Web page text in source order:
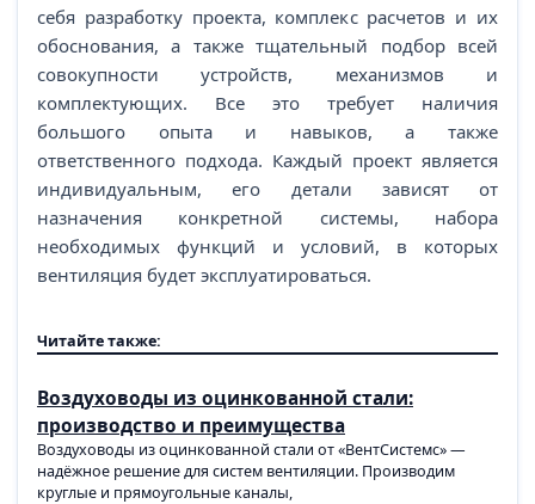
себя разработку проекта, комплекс расчетов и их
обоснования, а также тщательный подбор всей
совокупности устройств, механизмов и
комплектующих. Все это требует наличия
большого опыта и навыков, а также
ответственного подхода. Каждый проект является
индивидуальным, его детали зависят от
назначения конкретной системы, набора
необходимых функций и условий, в которых
вентиляция будет эксплуатироваться.
Читайте также:
Воздуховоды из оцинкованной стали:
производство и преимущества
Воздуховоды из оцинкованной стали от «ВентСистемс» —
надёжное решение для систем вентиляции. Производим
круглые и прямоугольные каналы,